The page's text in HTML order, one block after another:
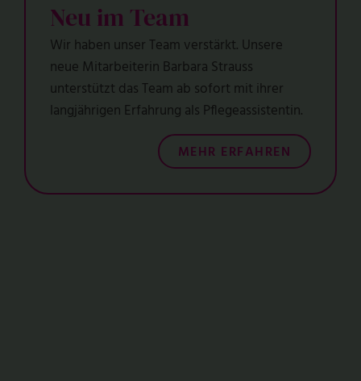
Neu im Team
Wir haben unser Team verstärkt. Unsere
neue Mitarbeiterin Barbara Strauss
unterstützt das Team ab sofort mit ihrer
langjährigen Erfahrung als Pflegeassistentin.
MEHR ERFAHREN